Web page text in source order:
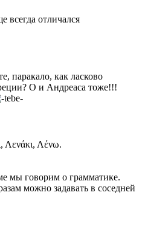
всегда отличался
паракало, как ласково
О и Андреаса тоже!!!
Λενάκι, Λένω.
мы говорим о грамматике.
можно задавать в соседней